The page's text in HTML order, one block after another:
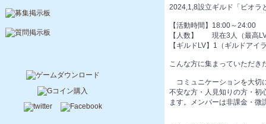
2024,1,8設立ギルド「ビオラ
【活動時間】18:00～24:00
【人数】 現在3人（最高
【ギルドLV】1（ギルドアイ
こんな方に集まっていただき
コミュニケーションを大切
不安な方・人見知りの方・初
ます。メンバーは非課金・微